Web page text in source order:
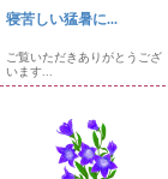
寝苦しい猛暑に...
ご覧いただきありがとうござ
います...